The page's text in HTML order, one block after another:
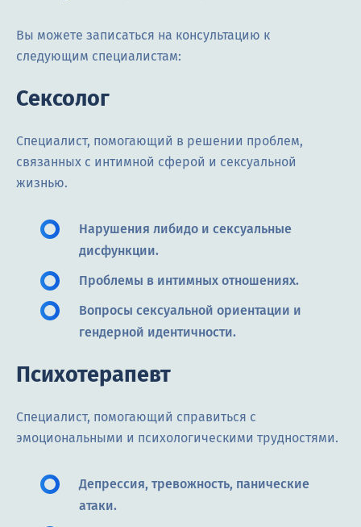
Вы можете записаться на консультацию к
следующим специалистам:
Сексолог
Специалист, помогающий в решении проблем,
связанных с интимной сферой и сексуальной
жизнью.
Нарушения либидо и сексуальные
дисфункции.
Проблемы в интимных отношениях.
Вопросы сексуальной ориентации и
гендерной идентичности.
Психотерапевт
Специалист, помогающий справиться с
эмоциональными и психологическими трудностями.
Депрессия, тревожность, панические
атаки.